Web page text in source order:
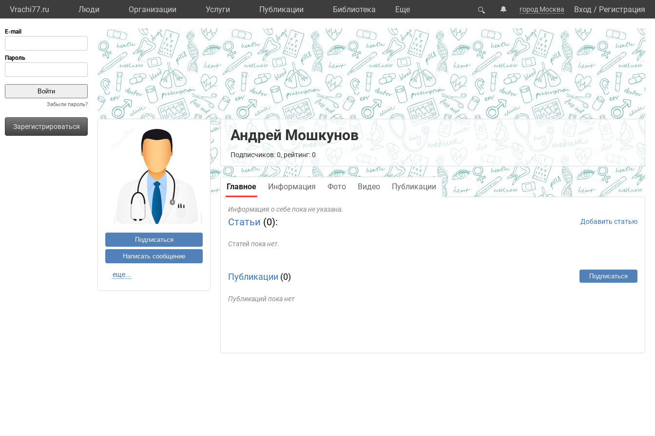
Vrachi77.ru Люди Организации Услуги Публикации Библиотека Eще 🔍 🔔 город Москва Вход / Регистрация
Забыли пароль?
Зарегистрироваться
Подписаться
Написать сообщение
еще...
Андрей Мошкунов
Подписчиков: 0, рейтинг: 0
Главное Информация Фото Видео Публикации
Информация о себе пока не указана.
Статьи (0): Добавить статью
Статей пока нет.
Публикации (0) Подписаться
Публикаций пока нет